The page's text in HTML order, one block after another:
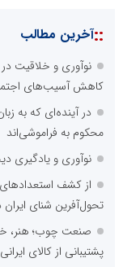
::آخرین مطالب
نوآوری و خلاقیت
کاهش آسیب‌های
در آینده‌ای که به
محکوم به فراموشی‌اند
نوآوری و یادگیری
از کشف استعدادهای
تحول‌آفرین شنای
صنعت چوب؛ هنر،
پشتیبانی از کالای